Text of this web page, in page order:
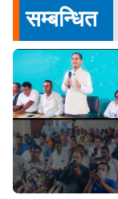
सम्बन्धित